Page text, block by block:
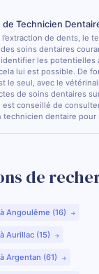
Technicien
l’extraction de dents, le
des soins dentaires
identifier les potentielles
lui est possible. De
le seul, avec le
de soins dentaires
est conseillé de
technicien dentaire pour
de
Angoulême (16)
Aurillac (15)
Argentan (61)